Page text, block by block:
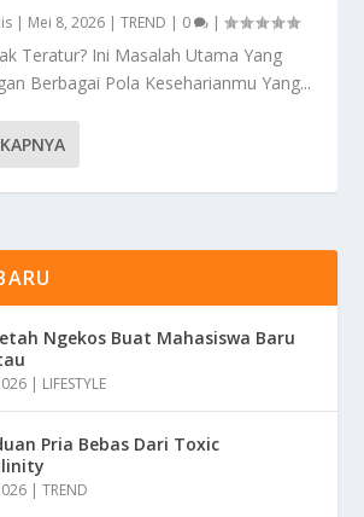
| Mei 8, 2026 |TREND | 0 |
Teratur? Ini Masalah Utama Yang
Berbagai Pola Keseharianmu Yang...
Ngekos Buat Mahasiswa Baru
| LIFESTYLE
Pria Bebas Dari Toxic
|TREND